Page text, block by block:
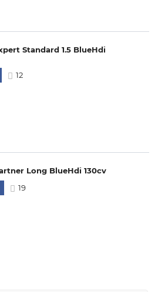
Standard 1.5 BlueHdi
12
Long BlueHdi 130cv
19